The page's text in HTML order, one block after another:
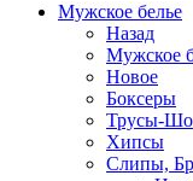
Мужское белье
Назад
Мужское
Новое
Боксеры
Трусы-
Хипсы
Слипы,